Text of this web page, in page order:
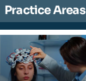
Practice Areas